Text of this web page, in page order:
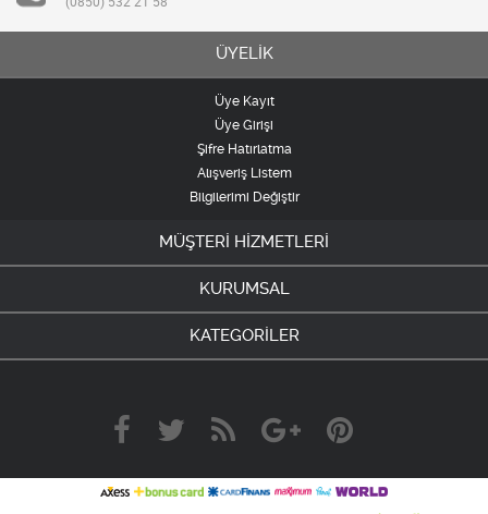
ÜYELİK
Üye Kayıt
Üye Girişi
Şifre Hatırlatma
Alışveriş Listem
Bilgilerimi Değiştir
MÜŞTERİ HİZMETLERİ
KURUMSAL
KATEGORİLER